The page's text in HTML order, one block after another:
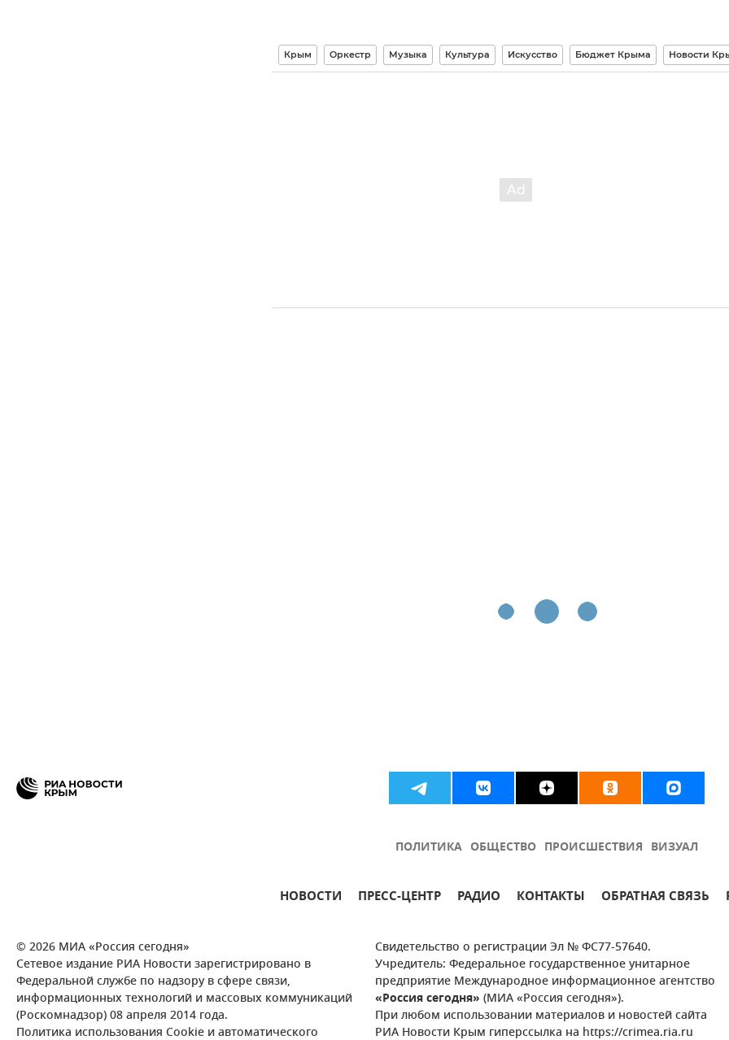
Крым Оркестр Музыка Культура Искусство Бюджет Крыма Новости
ПОЛИТИКА ОБЩЕСТВО ПРОИСШЕСТВИЯ ВИЗУАЛ
НОВОСТИ ПРЕСС-ЦЕНТР РАДИО КОНТАКТЫ ОБРАТНАЯ СВЯЗЬ
© 2026 МИА «Россия сегодня»
Сетевое издание РИА Новости зарегистрировано в
Федеральной службе по надзору в сфере связи,
информационных технологий и массовых коммуникаций
(Роскомнадзор) 08 апреля 2014 года.
Политика использования Cookie и автоматического
Свидетельство о регистрации Эл № ФС77-57640.
Учредитель: Федеральное государственное унитарное
предприятие Международное информационное агентство
«Россия сегодня» (МИА «Россия сегодня»).
При любом использовании материалов и новостей сайта
РИА Новости Крым гиперссылка на https://crimea.ria.ru